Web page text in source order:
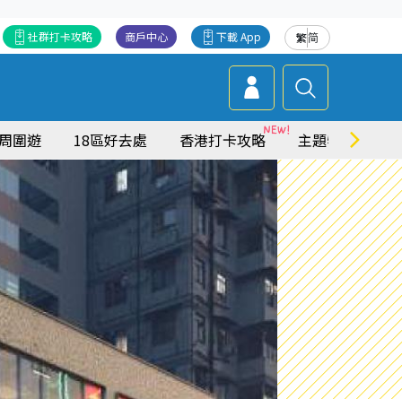
繁简
下載 App
商戶中心
社群打卡攻略
圍遊 18區好去處 香港打卡攻略 主題特集